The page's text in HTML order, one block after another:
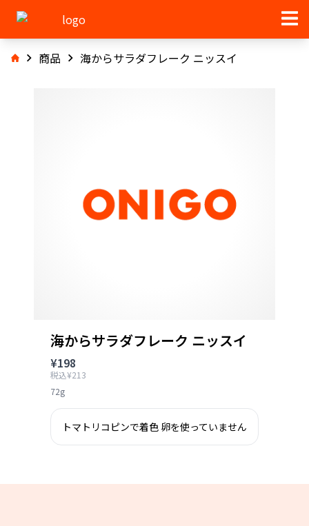
商品 海からサラダフレーク ニッスイ
海からサラダフレーク ニッスイ
¥198
税込¥213
72g
トマトリコピンで着色 卵を使っていません